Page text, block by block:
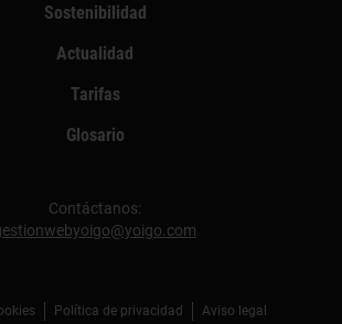
Sostenibilidad
Actualidad
Tarifas
Glosario
Contáctanos:
Política de privacidad Aviso legal